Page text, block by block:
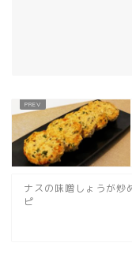
ナスの味噌しょうが炒
ピ